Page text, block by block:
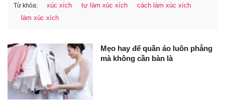
Từ khóa: xúc xích tự làm xúc xích
cách làm xúc xích
làm xúc xích
Mẹo hay để quần áo luôn phẳng
mà không cần bàn là